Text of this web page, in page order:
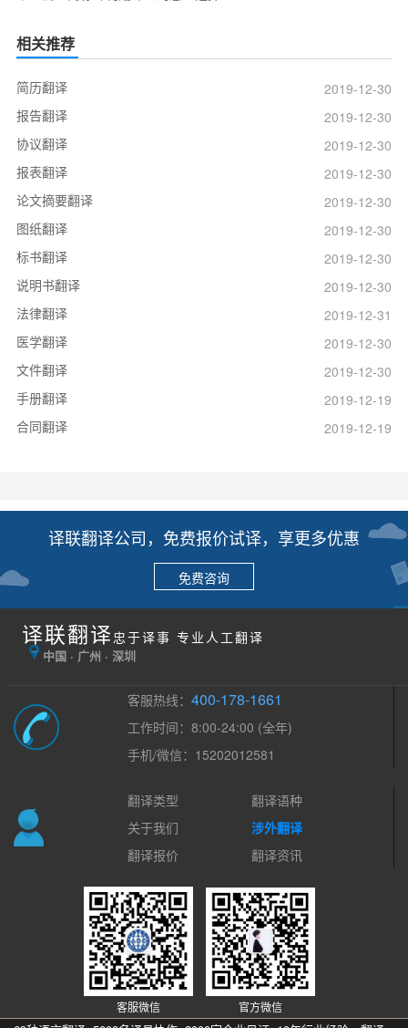
相关推荐
简历翻译
2019-12-30
报告翻译
2019-12-30
协议翻译
2019-12-30
报表翻译
2019-12-30
论文摘要翻译
2019-12-30
图纸翻译
2019-12-30
标书翻译
2019-12-30
说明书翻译
2019-12-30
法律翻译
2019-12-31
医学翻译
2019-12-30
文件翻译
2019-12-30
手册翻译
2019-12-19
合同翻译
2019-12-19
译联翻译公司，免费报价试译，享更多优惠
免费咨询
译联翻译 忠于译事 专业人工翻译
中国 · 广州 · 深圳
客服热线：400-178-1661
工作时间：8:00-24:00 (全年)
手机/微信：15202012581
翻译类型
翻译语种
关于我们
涉外翻译
翻译报价
翻译资讯
客服微信 官方微信